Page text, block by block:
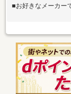
■お好きなメーカー